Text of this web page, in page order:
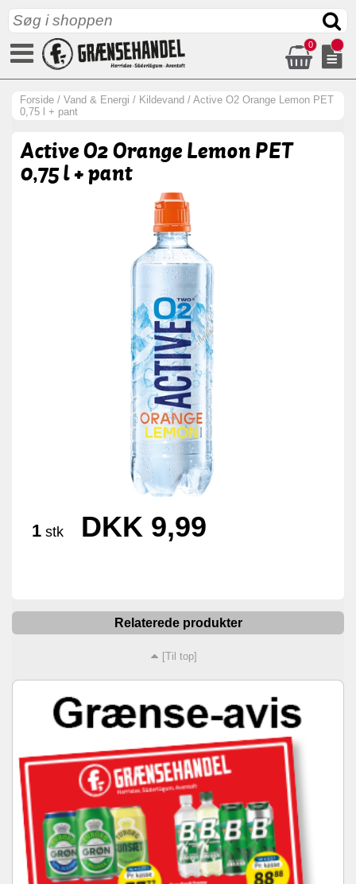
0
Forside / Vand & Energi / Kildevand / Active O2 Orange Lemon PET
0,75 l + pant
Active O2 Orange Lemon PET
0,75 l + pant
1 stk DKK 9,99
Relaterede produkter
[Til top]